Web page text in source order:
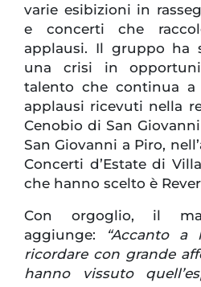
varie esibizioni in
e concerti che
applausi. Il gruppo ha
una crisi in
talento che continua a
applausi ricevuti nella
Cenobio di San
San Giovanni a Piro,
Concerti d’Estate di
che hanno scelto è
Con orgoglio, il
aggiunge:
“Accanto a
ricordare con grande
hanno vissuto